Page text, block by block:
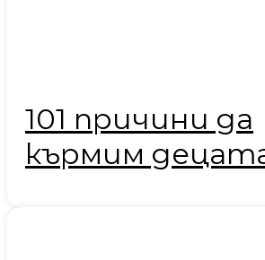
101 причини да
кърмим